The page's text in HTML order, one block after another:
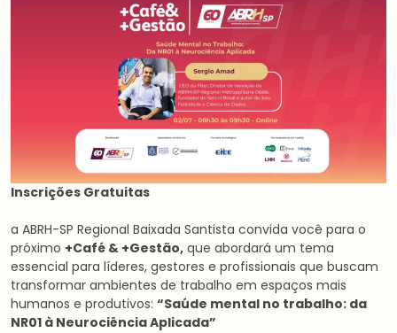
Inscrições Gratuitas
a ABRH-SP Regional Baixada Santista convida você para o
próximo +Café & +Gestão, que abordará um tema
essencial para líderes, gestores e profissionais que buscam
transformar ambientes de trabalho em espaços mais
humanos e produtivos: “Saúde mental no trabalho: da
NR01 à Neurociência Aplicada”